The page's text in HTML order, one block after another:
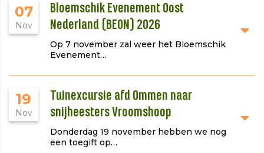
07
Nov
Bloemschik Evenement Oost
Nederland (BEON) 2026
Op 7 november zal weer het Bloemschik
Evenement…
19
Nov
Tuinexcursie afd Ommen naar
snijheesters Vroomshoop
Donderdag 19 november hebben we nog
een toegift op…